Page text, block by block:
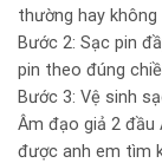
thường hay không
Bước 2: Sạc pin
pin theo đúng
Bước 3: Vệ sinh
Âm đạo giả 2 đầu
được anh em tìm